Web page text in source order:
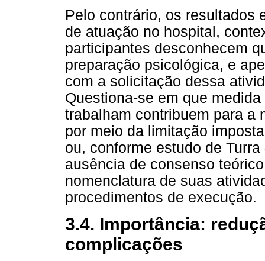
Pelo contrário, os resultados
de atuação no hospital,
participantes desconhecem
preparação psicológica, e
com a solicitação dessa
Questiona-se em que
trabalham contribuem para a
por meio da limitação
ou, conforme estudo de Turra
ausência de consenso
nomenclatura de suas
procedimentos de execução.
3.4. Importância:
complicações